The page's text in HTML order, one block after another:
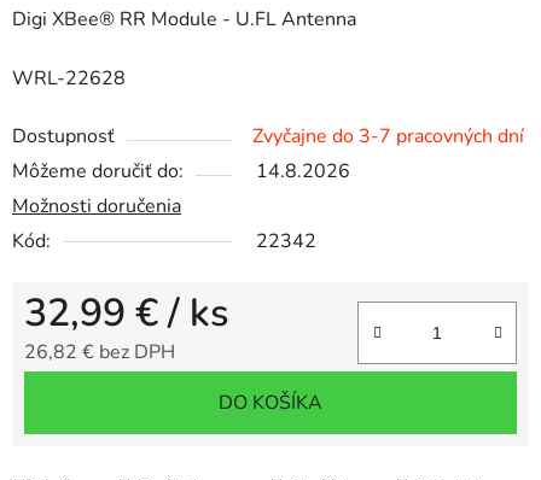
Digi XBee® RR Module - U.FL Antenna
WRL-22628
Dostupnosť
Zvyčajne do 3-7 pracovných dní
Môžeme doručiť do:
14.8.2026
Možnosti doručenia
Kód:
22342
32,99 €/ ks
26,82 € bez DPH
DO KOŠÍKA